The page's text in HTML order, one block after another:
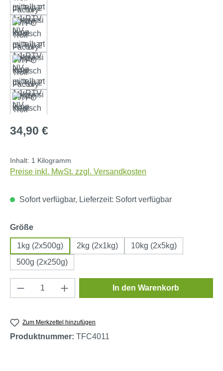
Regulärer Preis:
34,90 €
Inhalt: 1 Kilogramm
Preise inkl. MwSt. zzgl. Versandkosten
Sofort verfügbar, Lieferzeit: Sofort verfügbar
Größeauswählen
1kg (2x500g) 2kg (2x1kg)
10kg (2x5kg)
500g (2x250g)
Produkt Anzahl: Gib den gewünschten
In den Warenkorb
Zum Merkzettel hinzufügen
Produktnummer: TFC4011